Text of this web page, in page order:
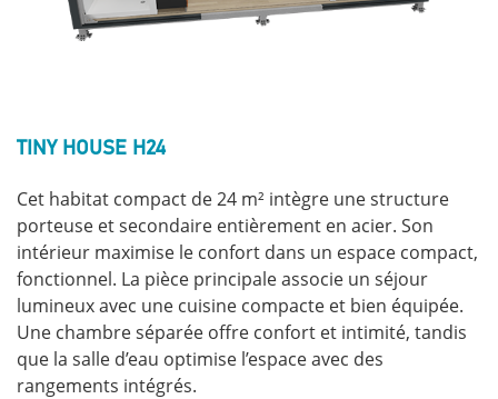
TINY HOUSE H24
Cet habitat compact de 24 m² intègre une structure
porteuse et secondaire entièrement en acier. Son
intérieur maximise le confort dans un espace compact,
fonctionnel. La pièce principale associe un séjour
lumineux avec une cuisine compacte et bien équipée.
Une chambre séparée offre confort et intimité, tandis
que la salle d’eau optimise l’espace avec des
rangements intégrés.